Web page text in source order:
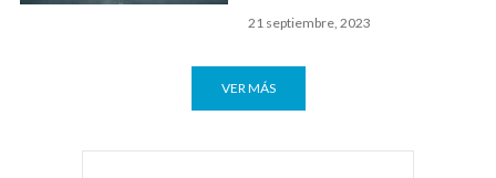
21 septiembre, 2023
VER MÁS